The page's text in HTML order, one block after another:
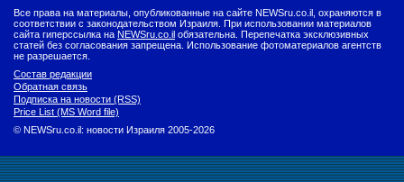
Все права на материалы, опубликованные на сайте NEWSru.co.il, охраняются в
соответствии с законодательством Израиля. При использовании материалов
сайта гиперссылка на NEWSru.co.il обязательна. Перепечатка эксклюзивных
статей без согласования запрещена. Использование фотоматериалов агентств
не разрешается.
Состав редакции
Обратная связь
Подписка на новости (RSS)
Price List (MS Word file)
© NEWSru.co.il: новости Израиля 2005-2026